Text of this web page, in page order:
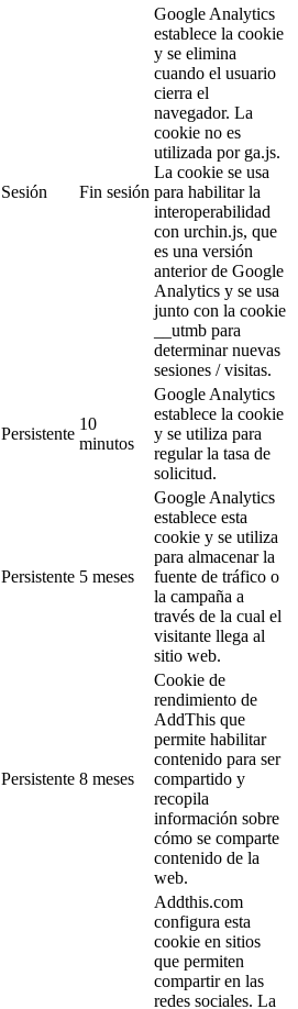
Sesión Fin sesión
Google Analytics
establece la cookie
y se elimina
cuando el usuario
cierra el
navegador. La
cookie no es
utilizada por ga.js.
La cookie se usa
para habilitar la
interoperabilidad
con urchin.js, que
es una versión
anterior de Google
Analytics y se usa
junto con la cookie
__utmb para
determinar nuevas
sesiones / visitas.
Persistente
10
minutos
Google Analytics
establece la cookie
y se utiliza para
regular la tasa de
solicitud.
Persistente 5 meses
Google Analytics
establece esta
cookie y se utiliza
para almacenar la
fuente de tráfico o
la campaña a
través de la cual el
visitante llega al
sitio web.
Persistente 8 meses
Cookie de
rendimiento de
AddThis que
permite habilitar
contenido para ser
compartido y
recopila
información sobre
cómo se comparte
contenido de la
web.
Addthis.com
configura esta
cookie en sitios
que permiten
compartir en las
redes sociales. La